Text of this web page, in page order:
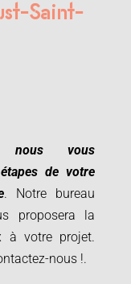
Saint-
nous vous
de votre
. Notre bureau
proposera la
à votre projet.
nous!.